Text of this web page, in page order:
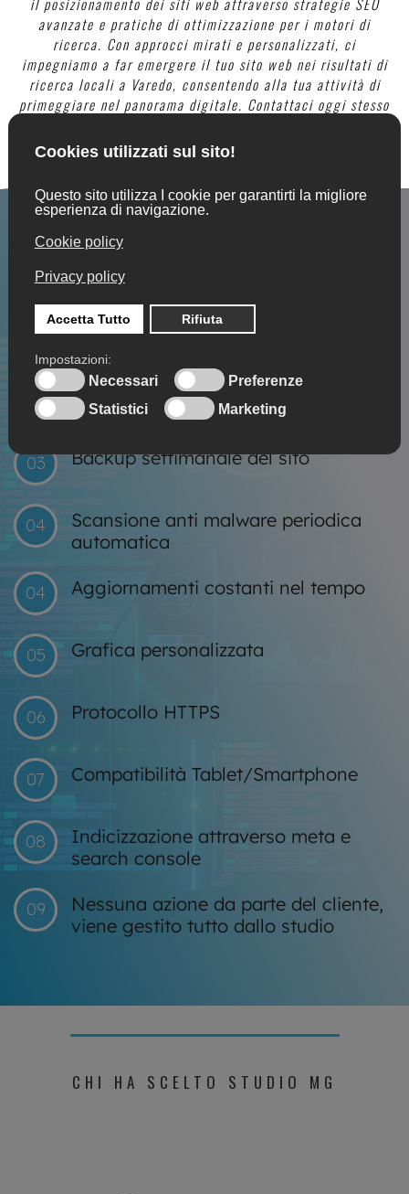
avanzate e pratiche di ottimizzazione per i motori di
ricerca. Con approcci mirati e personalizzati, ci
impegniamo a far emergere il tuo sito web nei risultati di
ricerca locali a Varedo, consentendo alla tua attività di
primeggiare nel panorama digitale. Contattaci oggi stesso
del tuo sito web a Varedo e portare il tuo business ad
CARATTERISTICHE SITI WEB VAREDO
Dominio sempre intestato al cliente
02
Spazio web dedicato su cloud server
situato in italia
03 Backup settimanale del sito
04
Scansione anti malware periodica
automatica
04 Aggiornamenti costanti nel tempo
05 Grafica personalizzata
06 Protocollo HTTPS
07 Compatibilità Tablet/Smartphone
08
Indicizzazione attraverso meta e
search console
09
Nessuna azione da parte del cliente,
viene gestito tutto dallo studio
CHI HA SCELTO STUDIO MG